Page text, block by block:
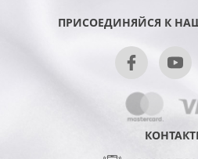
ПРИСОЕДИНЯЙСЯ К